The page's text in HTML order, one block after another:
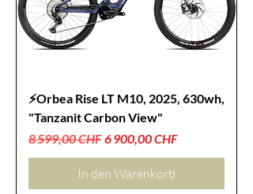
⚡Orbea Rise LT M10, 2025, 630wh,
"Tanzanit Carbon View"
Standardpreis
8 599,00 CHF Sale-Preis
6 900,00 CHF
In den Warenkorb